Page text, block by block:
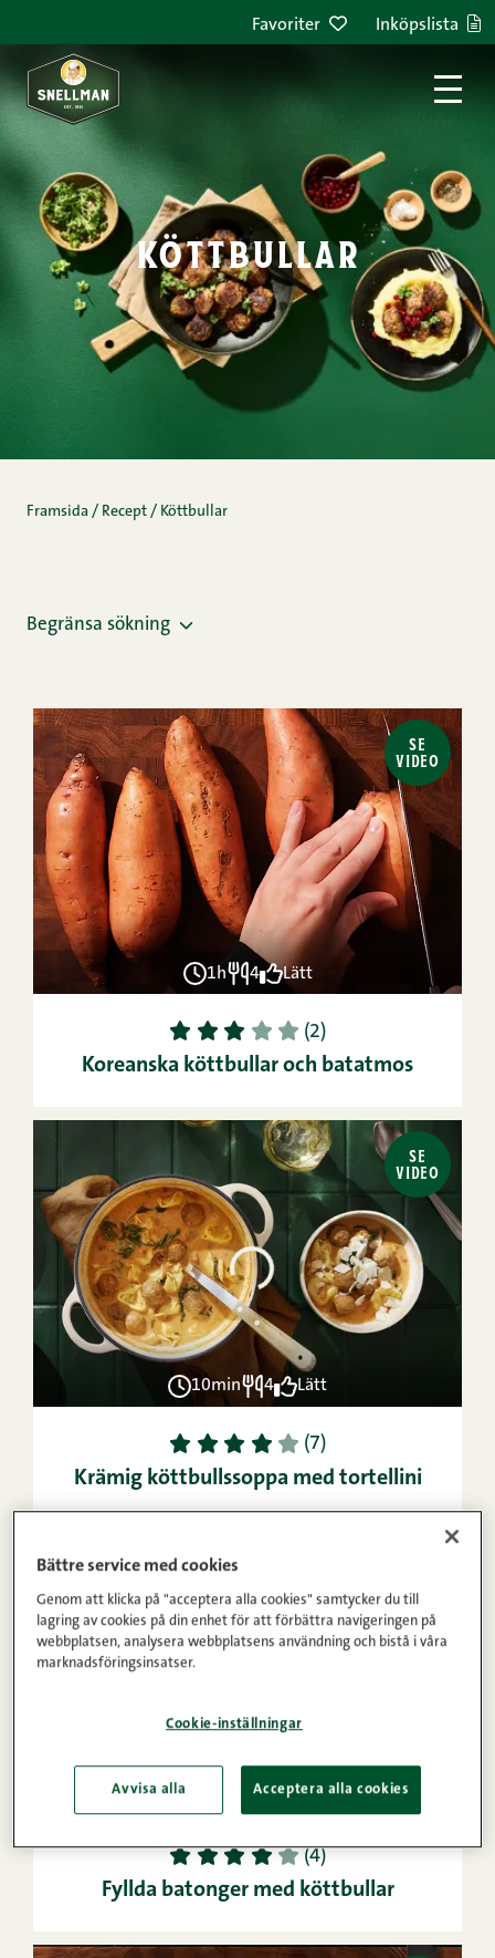
Favoriter Inköpslista
köttbullar
Framsida / Recept / Köttbullar
Begränsa sökning
SE
VIDEO
1h 4 Lätt
1 2 3 4 5 (2)
Koreanska köttbullar och batatmos
SE
VIDEO
10min 4 Lätt
1 2 3 4 5 (7)
Krämig köttbullssoppa med tortellini
4 Lätt
1 2 3 4 5 (4)
Fyllda batonger med köttbullar
Bättre service med cookies
Genom att klicka på "acceptera alla cookies" samtycker du till
lagring av cookies på din enhet för att förbättra navigeringen på
webbplatsen, analysera webbplatsens användning och bistå i våra
marknadsföringsinsatser.
Cookie-inställningar
Avvisa alla Acceptera alla cookies